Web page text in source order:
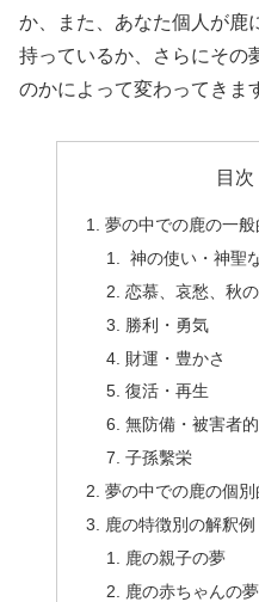
か、また、あなた個人が鹿
持っているか、さらにその
のかによって変わってきま
目次
夢の中での鹿の一般
神の使い・神聖
恋慕、哀愁、秋
勝利・勇気
財運・豊かさ
復活・再生
無防備・被害者
子孫繫栄
夢の中での鹿の個別
鹿の特徴別の解釈例
鹿の親子の夢
鹿の赤ちゃんの夢